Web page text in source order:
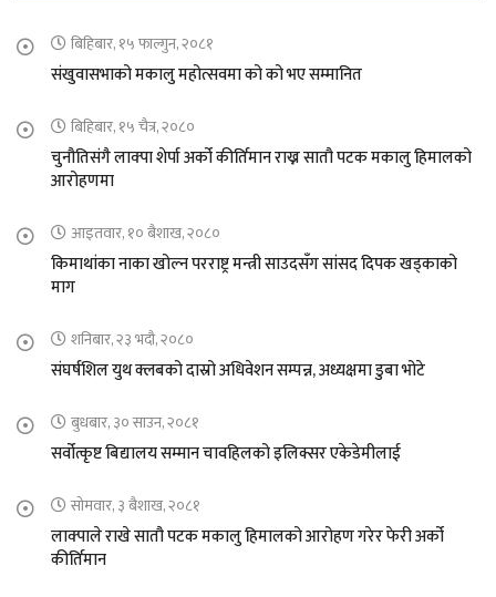
बिहिबार, १५ फाल्गुन, २०८१
संखुवासभाको मकालु महोत्सवमा को को भए सम्मानित
बिहिबार, १५ चैत्र, २०८०
चुनौतिसंगै लाक्पा शेर्पा अर्को कीर्तिमान राख्न सातौ पटक मकालु हिमालको
आरोहणमा
आइतवार, १० बैशाख, २०८०
किमाथांका नाका खोल्न परराष्ट्र मन्त्री साउदसँग सांसद दिपक खड्काको
माग
शनिबार, २३ भदौ, २०८०
संघर्षशिल युथ क्लबको दास्रो अधिवेशन सम्पन्न, अध्यक्षमा डुबा भोटे
बुधबार, ३० साउन, २०८१
सर्वोत्कृष्ट बिद्यालय सम्मान चावहिलको इलिक्सर एकेडेमीलाई
सोमवार, ३ बैशाख, २०८१
लाक्पाले राखे सातौ पटक मकालु हिमालको आरोहण गरेर फेरी अर्को
कीर्तिमान